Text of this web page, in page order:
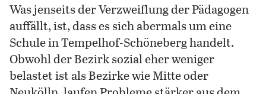
Was jenseits der Verzweiflung der Pädagogen
auffällt, ist, dass es sich abermals um eine
Schule in Tempelhof-Schöneberg handelt.
Obwohl der Bezirk sozial eher weniger
belastet ist als Bezirke wie Mitte oder